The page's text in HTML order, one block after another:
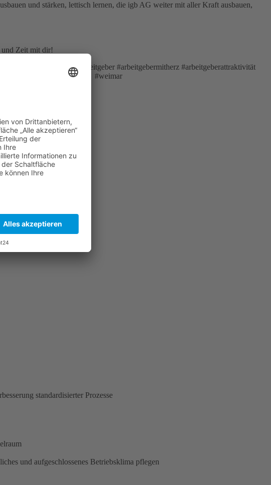
und stärken, lettisch lernen, die igb AG weiter mit aller Kraft ausbauen,
und Zeit mit dir!
#karrierestart #arbeitgeber #arbeitgebermitherz #arbeitgeberattraktivität
#planungsprozess #weimar
standardisierter Prozesse
und aufgeschlossenes Betriebsklima pflegen